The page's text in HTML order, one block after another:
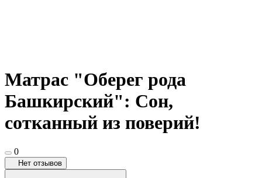
Матрас "Оберег рода
Башкирский": Сон,
сотканный из поверий!
0
Нет отзывов